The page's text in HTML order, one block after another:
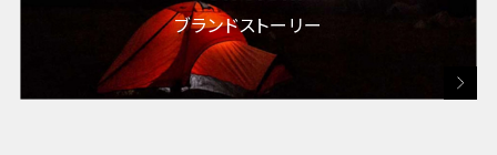
ブランドストーリー